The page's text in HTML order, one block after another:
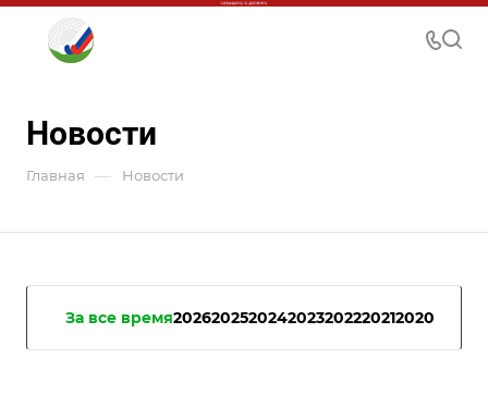
Новости
Главная — Новости
За все время2026202520242023202220212020